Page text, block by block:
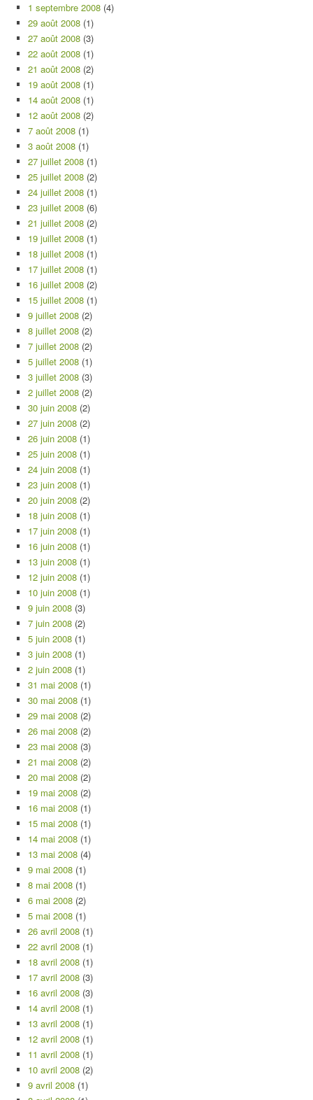
1 septembre 2008 (4)
29 août 2008 (1)
27 août 2008 (3)
22 août 2008 (1)
21 août 2008 (2)
19 août 2008 (1)
14 août 2008 (1)
12 août 2008 (2)
7 août 2008 (1)
3 août 2008 (1)
27 juillet 2008 (1)
25 juillet 2008 (2)
24 juillet 2008 (1)
23 juillet 2008 (6)
21 juillet 2008 (2)
19 juillet 2008 (1)
18 juillet 2008 (1)
17 juillet 2008 (1)
16 juillet 2008 (2)
15 juillet 2008 (1)
9 juillet 2008 (2)
8 juillet 2008 (2)
7 juillet 2008 (2)
5 juillet 2008 (1)
3 juillet 2008 (3)
2 juillet 2008 (2)
30 juin 2008 (2)
27 juin 2008 (2)
26 juin 2008 (1)
25 juin 2008 (1)
24 juin 2008 (1)
23 juin 2008 (1)
20 juin 2008 (2)
18 juin 2008 (1)
17 juin 2008 (1)
16 juin 2008 (1)
13 juin 2008 (1)
12 juin 2008 (1)
10 juin 2008 (1)
9 juin 2008 (3)
7 juin 2008 (2)
5 juin 2008 (1)
3 juin 2008 (1)
2 juin 2008 (1)
31 mai 2008 (1)
30 mai 2008 (1)
29 mai 2008 (2)
26 mai 2008 (2)
23 mai 2008 (3)
21 mai 2008 (2)
20 mai 2008 (2)
19 mai 2008 (2)
16 mai 2008 (1)
15 mai 2008 (1)
14 mai 2008 (1)
13 mai 2008 (4)
9 mai 2008 (1)
8 mai 2008 (1)
6 mai 2008 (2)
5 mai 2008 (1)
26 avril 2008 (1)
22 avril 2008 (1)
18 avril 2008 (1)
17 avril 2008 (3)
16 avril 2008 (3)
14 avril 2008 (1)
13 avril 2008 (1)
12 avril 2008 (1)
11 avril 2008 (1)
10 avril 2008 (2)
9 avril 2008 (1)